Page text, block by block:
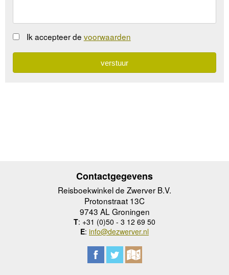
Ik accepteer de voorwaarden
Contactgegevens
Reisboekwinkel de Zwerver B.V.
Protonstraat 13C
9743 AL Groningen
T: +31 (0)50 - 3 12 69 50
E: info@dezwerver.nl